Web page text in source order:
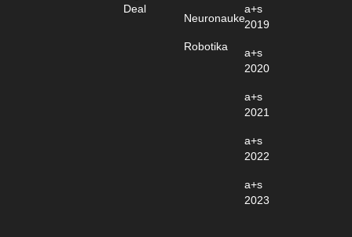
Deal
Neuronauke
Robotika
a+s
2019
a+s
2020
a+s
2021
a+s
2022
a+s
2023